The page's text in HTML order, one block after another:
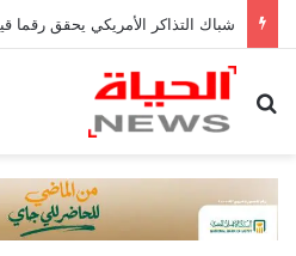
شباك التذاكر الأمريكي يحقق رقما
بحث عن